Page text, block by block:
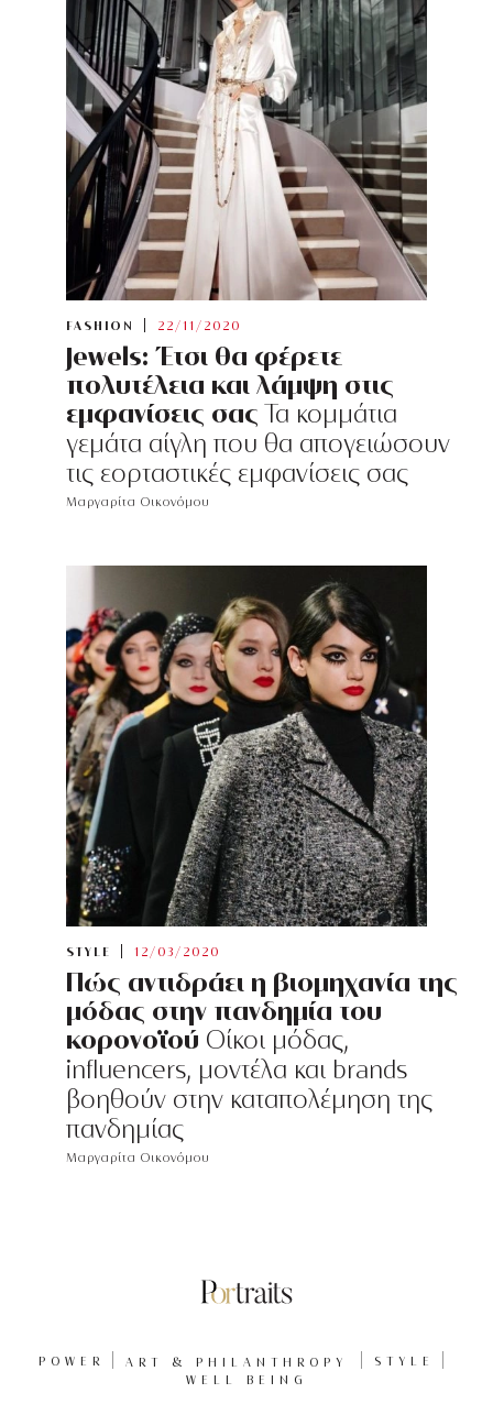
FASHION 22/11/2020
Jewels: Έτσι θα φέρετε
πολυτέλεια και λάμψη στις
εμφανίσεις σας Τα κομμάτια
γεμάτα αίγλη που θα απογειώσουν
τις εορταστικές εμφανίσεις σας
Μαργαρίτα Οικονόμου
STYLE 12/03/2020
Πώς αντιδράει η βιομηχανία της
μόδας στην πανδημία του
κορονοϊού Οίκοι μόδας,
influencers, μοντέλα και brands
βοηθούν στην καταπολέμηση της
πανδημίας
Μαργαρίτα Οικονόμου
POWER ART & PHILANTHROPY
STYLE
WELL BEING